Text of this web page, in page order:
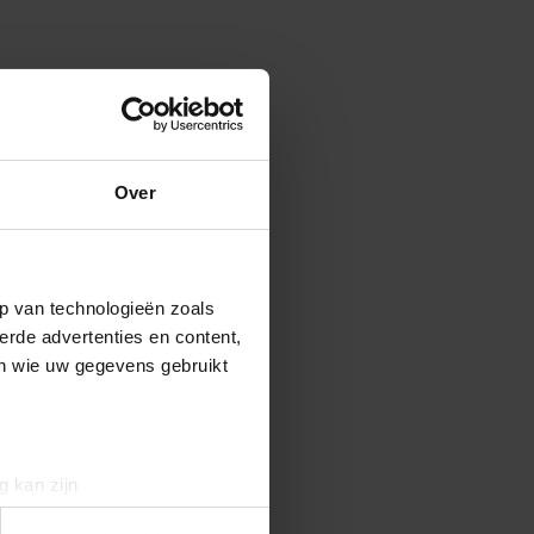
Over
van technologieën zoals
advertenties en content,
wie uw gegevens gebruikt
kan zijn